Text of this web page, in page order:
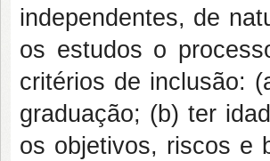
independentes, de
os estudos o
critérios de inclusão:
graduação; (b) ter
os objetivos, riscos e